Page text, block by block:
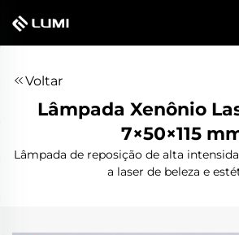
Voltar
Lâmpada Xenônio
7×50×115
Lâmpada de reposição de alta
a laser de beleza e